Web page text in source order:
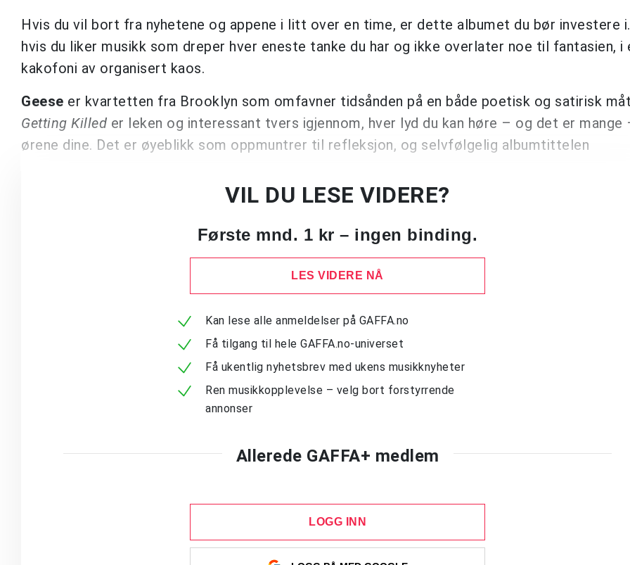
Hvis du vil bort fra nyhetene og appene i litt over en time, er dette albumet du bør investere
hvis du liker musikk som dreper hver eneste tanke du har og ikke overlater noe til fantasien, i
kakofoni av organisert kaos.
Geese er kvartetten fra Brooklyn som omfavner tidsånden på en både poetisk og satirisk
Getting Killed er leken og interessant tvers igjennom, hver lyd du kan høre – og det er mange
ørene dine. Det er øyeblikk som oppmuntrer til refleksjon, og selvfølgelig albumtittelen
VIL DU LESE VIDERE?
Første mnd. 1 kr – ingen binding.
LES VIDERE NÅ
Kan lese alle anmeldelser på GAFFA.no
Få tilgang til hele GAFFA.no-universet
Få ukentlig nyhetsbrev med ukens musikknyheter
Ren musikkopplevelse – velg bort forstyrrende
annonser
Allerede GAFFA+ medlem
LOGG INN